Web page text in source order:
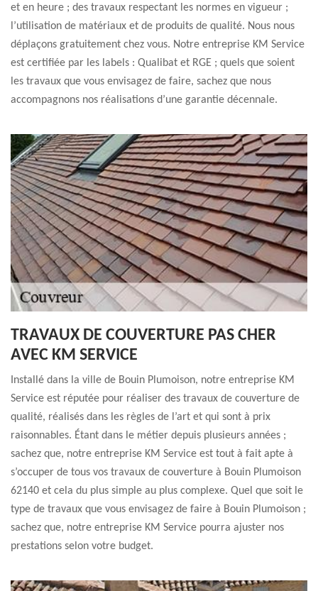
et en heure ; des travaux respectant les normes en vigueur ;
l’utilisation de matériaux et de produits de qualité. Nous nous
déplaçons gratuitement chez vous. Notre entreprise KM Service
est certifiée par les labels : Qualibat et RGE ; quels que soient
les travaux que vous envisagez de faire, sachez que nous
accompagnons nos réalisations d’une garantie décennale.
TRAVAUX DE COUVERTURE PAS CHER
AVEC KM SERVICE
Installé dans la ville de Bouin Plumoison, notre entreprise KM
Service est réputée pour réaliser des travaux de couverture de
qualité, réalisés dans les règles de l’art et qui sont à prix
raisonnables. Étant dans le métier depuis plusieurs années ;
sachez que, notre entreprise KM Service est tout à fait apte à
s’occuper de tous vos travaux de couverture à Bouin Plumoison
62140 et cela du plus simple au plus complexe. Quel que soit le
type de travaux que vous envisagez de faire à Bouin Plumoison ;
sachez que, notre entreprise KM Service pourra ajuster nos
prestations selon votre budget.